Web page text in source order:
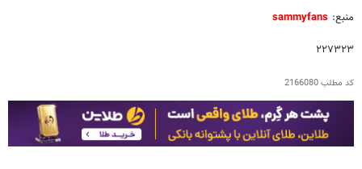
منبع: sammyfans
۲۲۷۳۲۳
کد مطلب2166080